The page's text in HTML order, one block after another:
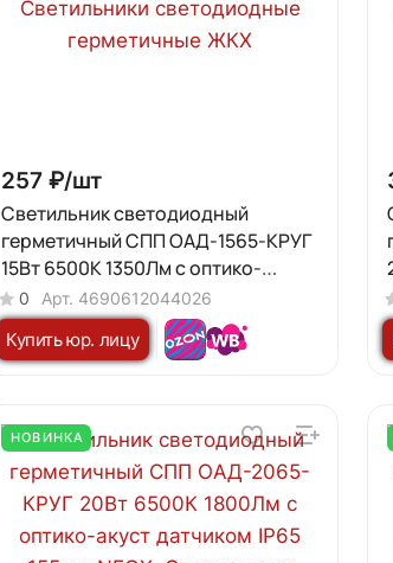
257 ₽/шт
Светильник светодиодный
герметичный СПП ОAД-1565-КРУГ
15Вт 6500К 1350Лм с оптико-
акустическим датчиком IP65
140мм IN HOME
0 Арт. 4690612044026
Купить юр. лицу
НОВИНКА